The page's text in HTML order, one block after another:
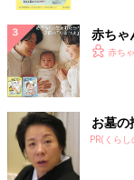
できたのは、その
るように見えたか
を受けたかもしれな
ちょうど同じとき
い」と言われまし
で、「もう孫はい
思い込んで、どこ
も、その言葉を受
赤ちゃ
赤ち
お墓の
PR(くら